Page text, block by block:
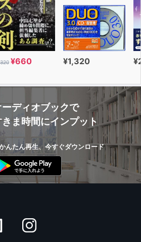
¥660 ¥1,320
ーディオブックで
ま時間にインプット
んたん再生、今すぐダウンロード